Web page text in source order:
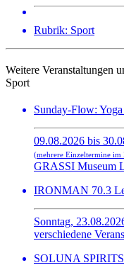
Rubrik: Sport
Weitere Veranstaltungen
Sport
Sunday-Flow:
09.08.2026 bis
(mehrere Einzeltermine im
GRASSI Museum
IRONMAN 70.3
Sonntag,
verschiedene
SOLUNA SPIRITS